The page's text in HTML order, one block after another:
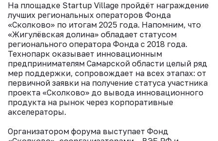
На площадке Startup Village пройдёт награждение
лучших региональных операторов Фонда
«Сколково» по итогам 2025 года. Напомним, что
«Жигулёвская долина» обладает статусом
регионального оператора Фонда с 2018 года.
Технопарк оказывает инновационным
предпринимателям Самарской области целый ряд
мер поддержки, сопровождает на всех этапах: от
первичной заявки на получение статуса участника
проекта «Сколково» до вывода инновационного
продукта на рынок через корпоративные
акселераторы.
Организатором форума выступает Фонд